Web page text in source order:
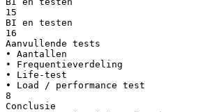
15
BI en testen
16
Aanvullende tests
• Aantallen
• Frequentieverdeling
• Life-test
• Load / performance test
8
Conclusie